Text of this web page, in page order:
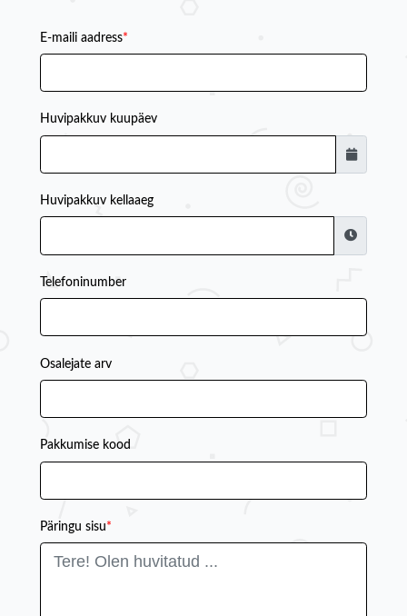
E-maili aadress*
Huvipakkuv kuupäev
Huvipakkuv kellaaeg
Telefoninumber
Osalejate arv
Pakkumise kood
Päringu sisu*